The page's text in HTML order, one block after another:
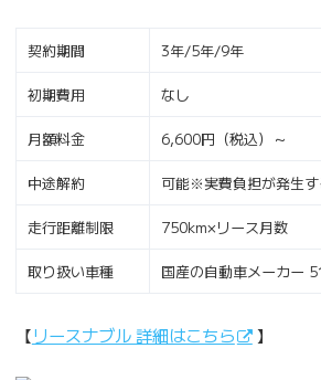
契約期間 3年/5年/9年
初期費用 なし
月額料金 6,600円（税込）～
中途解約 可能※実費負担が発生す
走行距離制限 750km×リース月数
取り扱い車種 国産の自動車メーカー
【リースナブル 詳細はこちら 】